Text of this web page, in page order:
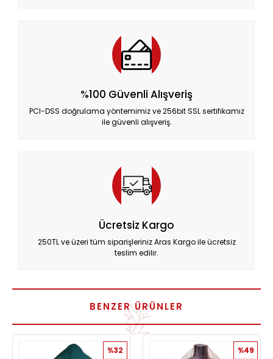
%100 Güvenli Alışveriş
PCI-DSS doğrulama yöntemimiz ve 256bit SSL sertifikamız
ile güvenli alışveriş.
Ücretsiz Kargo
250TL ve üzeri tüm siparişleriniz Aras Kargo ile ücretsiz
teslim edilir.
BENZER ÜRÜNLER
%32 %49